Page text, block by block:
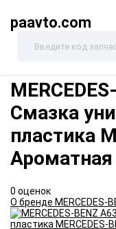
paavto.com
Смазка
пластика
0 оценок
О бренде MERCEDES-